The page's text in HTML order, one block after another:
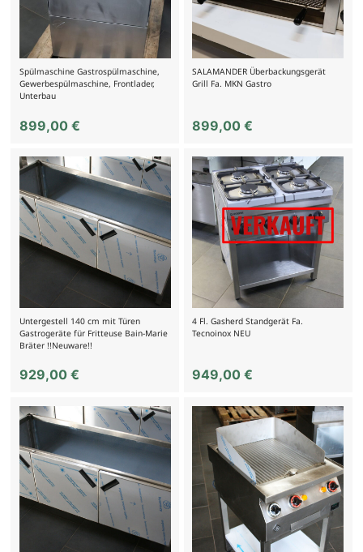
Spülmaschine Gastrospülmaschine,
Gewerbespülmaschine, Frontlader,
Unterbau
899,00 €
SALAMANDER Überbackungsgerät
Grill Fa. MKN Gastro
899,00€
Untergestell 140 cm mit Türen
Gastrogeräte für Fritteuse Bain-Marie
Bräter !!Neuware!!
929,00 €
4 Fl. Gasherd Standgerät Fa.
Tecnoinox NEU
949,00€